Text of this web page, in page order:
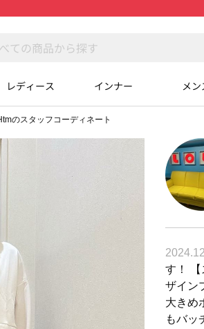
レディース インナー メン
のスタッフコーディネート
す！
ザイン
大きめ
もバッ